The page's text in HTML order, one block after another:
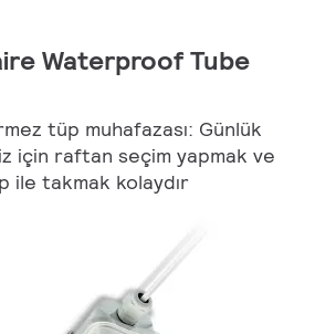
Waterproof Tube
tüp muhafazası: Günlük
için raftan seçim yapmak ve
ile takmak kolaydır